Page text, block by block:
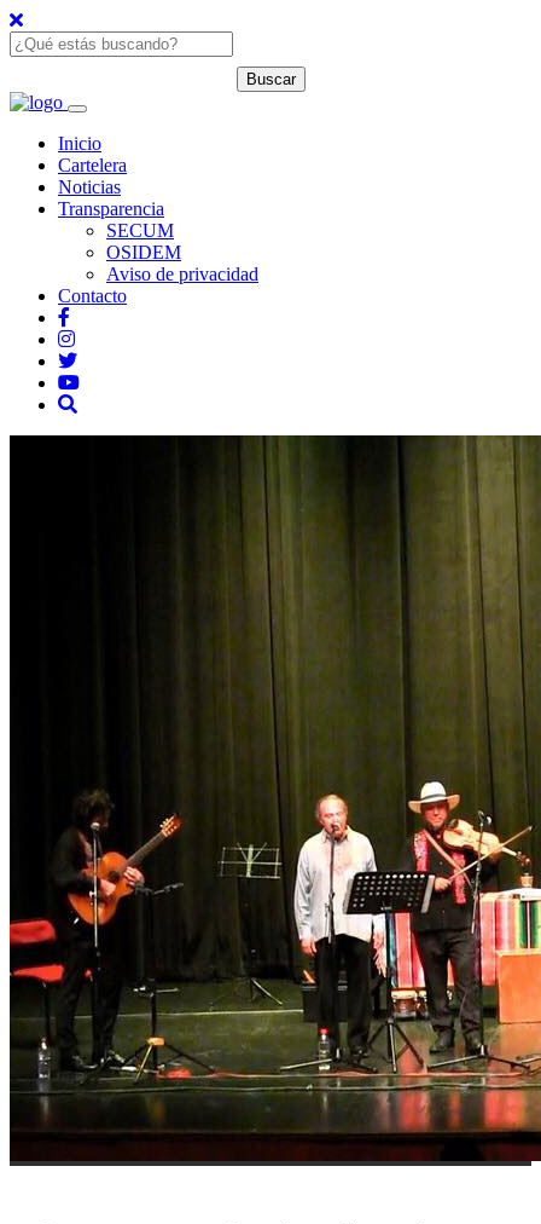
Inicio
Cartelera
Noticias
Transparencia
SECUM
OSIDEM
Aviso de privacidad
Contacto